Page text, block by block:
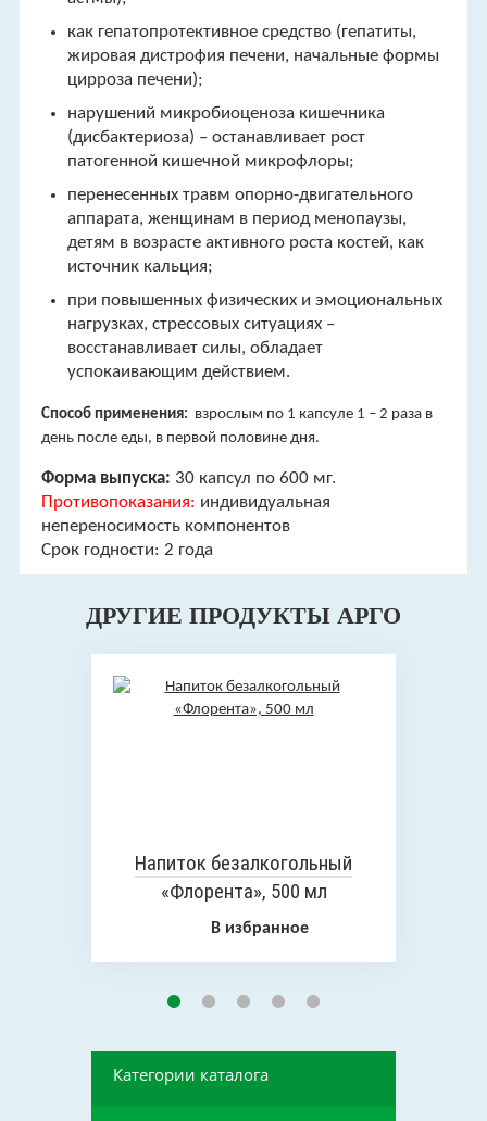
как гепатопротективное средство (гепатиты,
жировая дистрофия печени, начальные формы
цирроза печени);
нарушений микробиоценоза кишечника
(дисбактериоза) – останавливает рост
патогенной кишечной микрофлоры;
перенесенных травм опорно-двигательного
аппарата, женщинам в период менопаузы,
детям в возрасте активного роста костей, как
источник кальция;
при повышенных физических и эмоциональных
нагрузках, стрессовых ситуациях –
восстанавливает силы, обладает
успокаивающим действием.
Способ применения: взрослым по 1 капсуле 1 – 2 раза в
день после еды, в первой половине дня.
Форма выпуска: 30 капсул по 600 мг.
Противопоказания: индивидуальная
непереносимость компонентов
Срок годности: 2 года
ДРУГИЕ ПРОДУКТЫ АРГО
Напиток безалкогольный
«Флорента», 500 мл
В избранное
Категории каталога